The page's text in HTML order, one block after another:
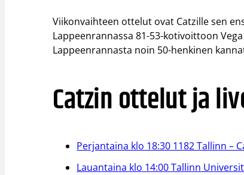
Viikonvaihteen ottelut ovat Catzille sen
Lappeenrannassa 81-53-kotivoittoon
Lappeenrannasta noin 50-henkinen
Catzin ottelut ja
Perjantaina klo 18:30 1182 Tallinn –
Lauantaina klo 14:00 Tallinn